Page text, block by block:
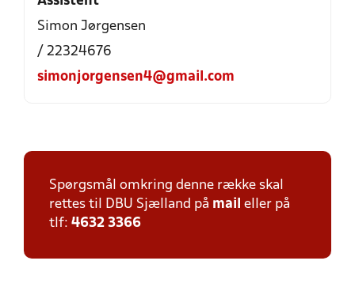
Simon Jørgensen
/ 22324676
simonjorgensen4@gmail.com
Spørgsmål omkring denne række skal
rettes til DBU Sjælland på mail eller på
tlf: 4632 3366